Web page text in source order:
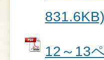
831.6KB)
12～13